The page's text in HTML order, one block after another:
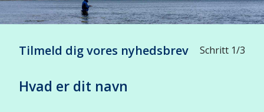
Tilmeld dig vores nyhedsbrev Schritt 1/3
Hvad er dit navn